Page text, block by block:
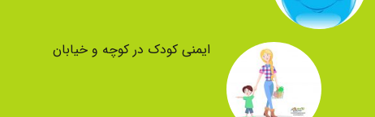
ایمنی کودک در کوچه و خیابان